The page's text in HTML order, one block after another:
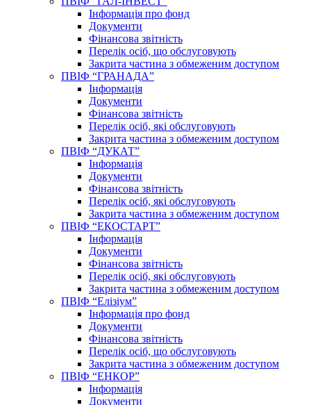
Інформація про фонд
Документи
Фінансова звітність
Перелік осіб, що обслуговують
Закрита частина з обмеженим доступом
ПВІФ “ГРАНАДА”
Інформація
Документи
Фінансова звітність
Перелік осіб, які обслуговують
Закрита частина з обмеженим доступом
ПВІФ “ДУКАТ”
Інформація
Документи
Фінансова звітність
Перелік осіб, які обслуговують
Закрита частина з обмеженим доступом
ПВІФ “ЕКОСТАРТ”
Інформація
Документи
Фінансова звітність
Перелік осіб, які обслуговують
Закрита частина з обмеженим доступом
ПВІФ “Елізіум”
Інформація про фонд
Документи
Фінансова звітність
Перелік осіб, що обслуговують
Закрита частина з обмеженим доступом
ПВІФ “ЕНКОР”
Інформація
Документи